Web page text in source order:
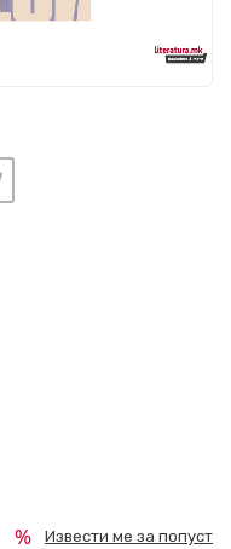
Извести ме за попуст